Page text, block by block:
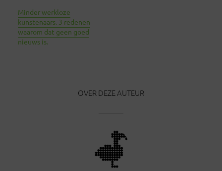
Minder werkloze
kunstenaars. 3 redenen
waarom dat geen goed
nieuws is.
OVER DEZE AUTEUR